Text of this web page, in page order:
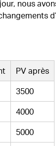
nous
PV après
3500
4000
5000